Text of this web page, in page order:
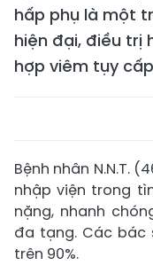
hấp phụ là một
hiện đại, điều trị
hợp viêm tụy
Bệnh nhân N.N.T.
nhập viện trong
nặng, nhanh
đa tạng. Các bác
trên 90%.